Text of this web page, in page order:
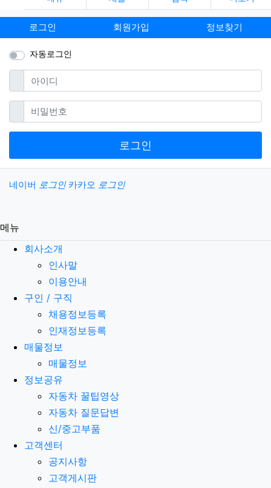
로그인 회원가입 정보찾기
자동로그인
아이디필수
비밀번호필수
로그인
소셜계정으로 로그인
네이버 로그인 카카오 로그인
메뉴
회사소개
인사말
이용안내
구인 / 구직
채용정보등록
인재정보등록
매물정보
매물정보
정보공유
자동차 꿀팁영상
자동차 질문답변
신/중고부품
고객센터
공지사항
고객게시판